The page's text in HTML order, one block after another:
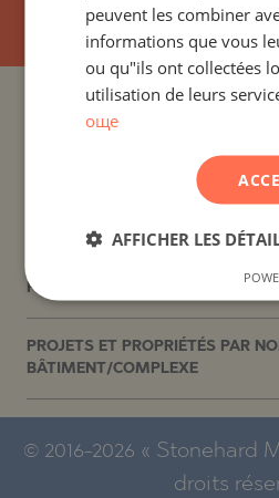
PROJETS ET PROPRIÉTÉS PAR
PROJETS ET PROPRIÉTÉS PAR
PROJETS ET PROPRIÉTÉS PAR
PROJETS ET PROPRIÉTÉS PAR
BÂTIMENT/COMPLEXE
© 2016-2026 « Stonehard
droits
peuvent les combiner
informations que vous
ou qu"ils ont collectées
utilisation de leurs
още
AFFICHER LES